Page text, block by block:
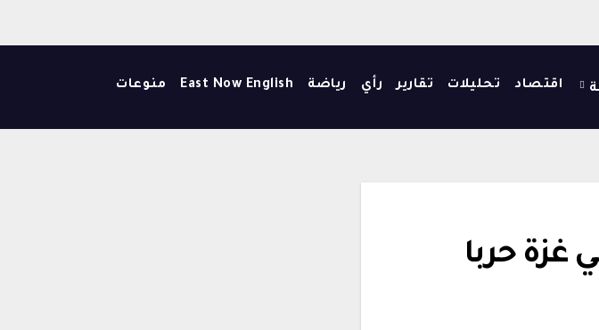
اقتصاد تحليلات تقارير رأي رياضة East Now English منوعات
غزة حربا